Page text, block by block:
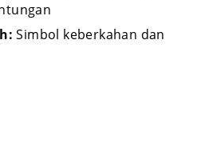
Simbol keberkahan dan